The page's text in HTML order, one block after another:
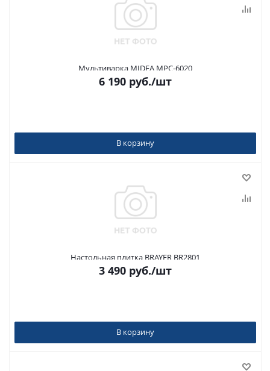
Мультиварка MIDEA MPC-6020
6 190 руб./шт
В корзину
Настольная плитка BRAYER BR2801
3 490 руб./шт
В корзину